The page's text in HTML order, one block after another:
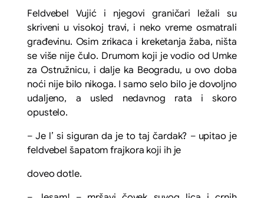
Feldvebel Vujić i njegovi graničari ležali su
skriveni u visokoj travi, i neko vreme osmatrali
građevinu. Osim zrikaca i kreketanja žaba, ništa
se više nije čulo. Drumom koji je vodio od Umke
za Ostružnicu, i dalje ka Beogradu, u ovo doba
noći nije bilo nikoga. I samo selo bilo je dovoljno
udaljeno, a usled nedavnog rata i skoro
opustelo.
– Je l’ si siguran da je to taj čardak? – upitao je
feldvebel šapatom frajkora koji ih je
doveo dotle.